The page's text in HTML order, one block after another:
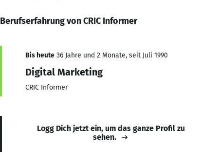
Berufserfahrung von CRIC Informer
Bis heute 36 Jahre und 2 Monate, seit Juli 1990
Digital Marketing
CRIC Informer
Logg Dich jetzt ein, um das ganze Profil zu
sehen.